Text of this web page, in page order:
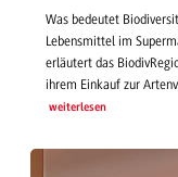
Was bedeutet
Lebensmittel im
erläutert das
ihrem Einkauf zur
weiterlesen